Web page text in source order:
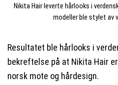
Nikita Hair leverte hårlooks i
modeller ble stylet av
Resultatet ble hårlooks i
bekreftelse på at Nikita Hair
norsk mote og hårdesign.